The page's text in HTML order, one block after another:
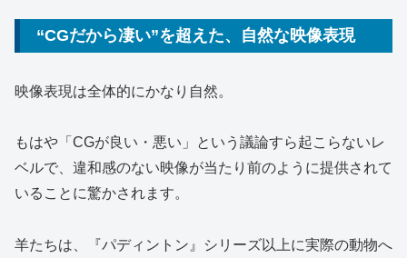
“CGだから凄い”を超えた、自然な映像表現
映像表現は全体的にかなり自然。
もはや「CGが良い・悪い」という議論すら起こらないレ
ベルで、違和感のない映像が当たり前のように提供されて
いることに驚かされます。
羊たちは、『パディントン』シリーズ以上に実際の動物へ